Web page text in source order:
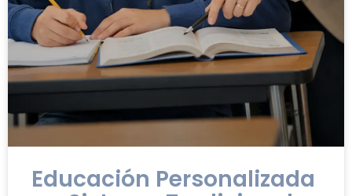
Educación Personalizada